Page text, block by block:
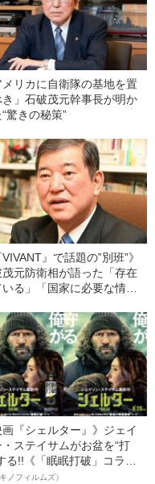
メリカに自衛隊の基地を置
き」石破茂元幹事長が明か
“驚きの秘策”
VIVANT』で話題の‟別班”》
茂元防衛相が語った「存在
いる」「国家に必要な情報
画『シェルター』》ジェイ
・ステイサムがお盆を“打
る!!《「眠眠打破」コラ
ノフィルムズ）